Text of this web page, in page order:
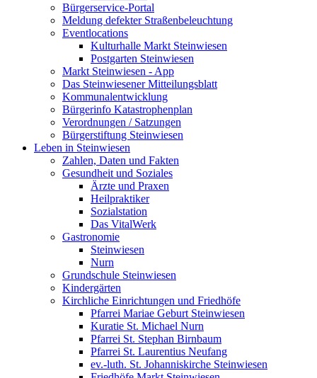
Bürgerservice-Portal
Meldung defekter Straßenbeleuchtung
Eventlocations
Kulturhalle Markt Steinwiesen
Postgarten Steinwiesen
Markt Steinwiesen - App
Das Steinwiesener Mitteilungsblatt
Kommunalentwicklung
Bürgerinfo Katastrophenplan
Verordnungen / Satzungen
Bürgerstiftung Steinwiesen
Leben in Steinwiesen
Zahlen, Daten und Fakten
Gesundheit und Soziales
Ärzte und Praxen
Heilpraktiker
Sozialstation
Das VitalWerk
Gastronomie
Steinwiesen
Nurn
Grundschule Steinwiesen
Kindergärten
Kirchliche Einrichtungen und Friedhöfe
Pfarrei Mariae Geburt Steinwiesen
Kuratie St. Michael Nurn
Pfarrei St. Stephan Birnbaum
Pfarrei St. Laurentius Neufang
ev.-luth. St. Johanniskirche Steinwiesen